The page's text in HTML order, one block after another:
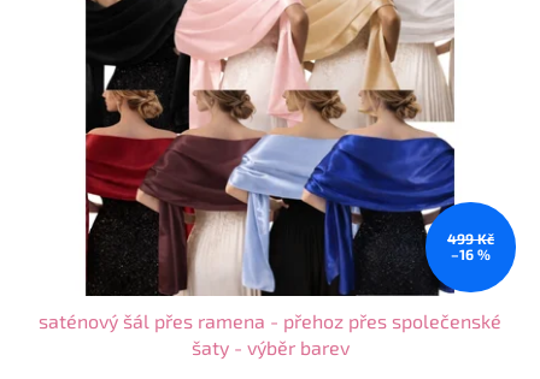
499 Kč
–16 %
saténový šál přes ramena - přehoz přes společenské
šaty - výběr barev